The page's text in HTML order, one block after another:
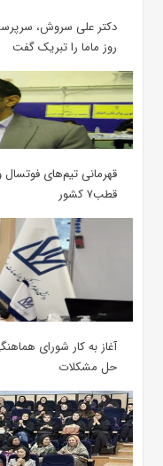
دکتر علی سروش،
روز ماما را تبریک گفت
قهرمانی تیم‌های فوتسال
قطب۷ کشور
آغاز به کار شورای
حل مشکلات